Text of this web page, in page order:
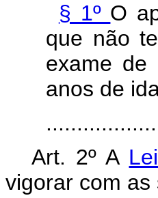
§ 1º O
que não
exame de
anos de
Art. 2º A
vigorar com